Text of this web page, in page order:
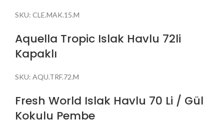
SKU: CLE.MAK.15.M
Aquella Tropic Islak Havlu 72li
Kapaklı
SKU: AQU.TRF.72.M
Fresh World Islak Havlu 70 Li / Gül
Kokulu Pembe